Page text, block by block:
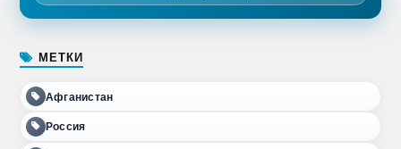
МЕТКИ
Афганистан
Россия